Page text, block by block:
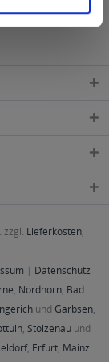
zzgl. Lieferkosten,
| Datenschutz
, Nordhorn, Bad
und Garbsen,
, Stolzenau und
, Erfurt, Mainz